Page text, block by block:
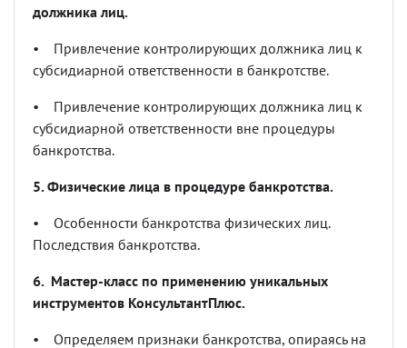
должника лиц.
• Привлечение контролирующих должника лиц к
субсидиарной ответственности в банкротстве.
• Привлечение контролирующих должника лиц к
субсидиарной ответственности вне процедуры
банкротства.
5. Физические лица в процедуре банкротства.
• Особенности банкротства физических лиц.
Последствия банкротства.
6. Мастер-класс по применению уникальных
инструментов КонсультантПлюс.
• Определяем признаки банкротства, опираясь на